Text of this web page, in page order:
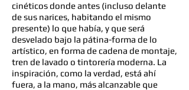
cinéticos donde antes (incluso delante
de sus narices, habitando el mismo
presente) lo que había, y que será
desvelado bajo la pátina-forma de lo
artístico, en forma de cadena de montaje,
tren de lavado o tintorería moderna. La
inspiración, como la verdad, está ahí
fuera, a la mano, más alcanzable que